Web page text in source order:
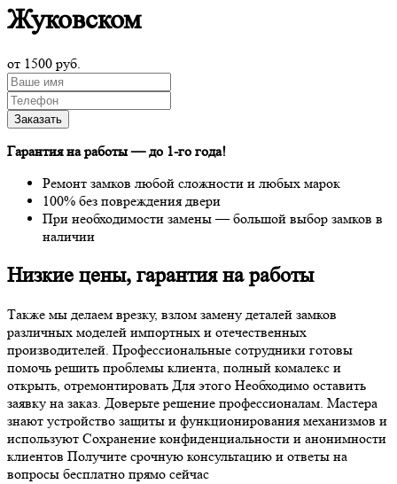
Жуковском
от 1500 руб.
Гарантия на работы —до 1-го года!
Ремонт замков любой сложности и любых марок
100% без повреждения двери
При необходимости замены — большой выбор замков в
наличии
Низкие цены, гарантия на работы
Также мы делаем врезку, взлом замену деталей замков
различных моделей импортных и отечественных
производителей. Профессиональные сотрудники готовы
помочь решить проблемы клиента, полный комалекс и
открыть, отремонтировать Для этого Необходимо оставить
заявку на заказ. Доверьте решение профессионалам. Мастера
знают устройство защиты и функционирования механизмов и
используют Сохранение конфиденциальности и анонимности
клиентов Получите срочную консультацию и ответы на
вопросы бесплатно прямо сейчас